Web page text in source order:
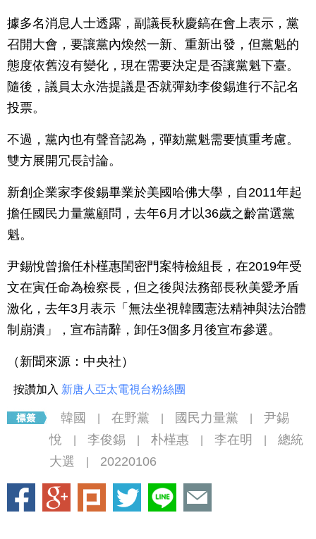
據多名消息人士透露，副議長秋慶鎬在會上表示，黨
召開大會，要讓黨內煥然一新、重新出發，但黨魁的
態度依舊沒有變化，現在需要決定是否讓黨魁下臺。
隨後，議員太永浩提議是否就彈劾李俊錫進行不記名
投票。
不過，黨內也有聲音認為，彈劾黨魁需要慎重考慮。
雙方展開冗長討論。
新創企業家李俊錫畢業於美國哈佛大學，自2011年起
擔任國民力量黨顧問，去年6月才以36歲之齡當選黨
魁。
尹錫悅曾擔任朴槿惠閨密門案特檢組長，在2019年受
文在寅任命為檢察長，但之後與法務部長秋美愛矛盾
激化，去年3月表示「無法坐視韓國憲法精神與法治體
制崩潰」，宣布請辭，卸任3個多月後宣布參選。
（新聞來源：中央社）
按讚加入 新唐人亞太電視台粉絲團
韓國 在野黨 國民力量黨
尹錫
悅
李俊錫 朴槿惠 李在明
總統
大選
20220106